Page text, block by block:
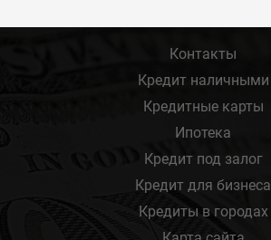
Контакты
Кредит наличными
Кредитные карты
Ипотека
Кредит под залог
Кредит для бизнеса
Кредиты в городах